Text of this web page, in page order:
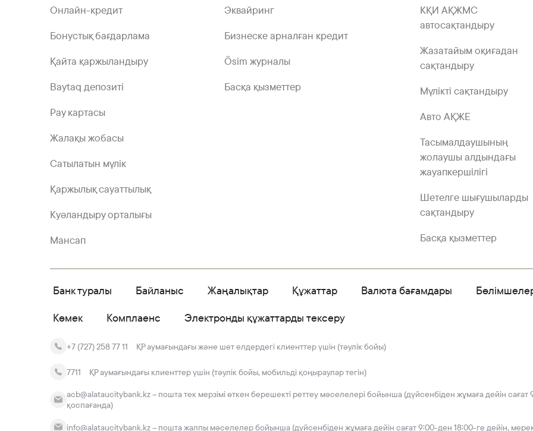
Онлайн-кредит
Бонустық бағдарлама
Қайта қаржыландыру
Baytaq депозиті
Pay картасы
Жалақы жобасы
Сатылатын мүлік
Қаржылық сауаттылық
Куәландыру орталығы
Мансап
Эквайринг
Бизнеске арналған кредит
Ösim журналы
Басқа қызметтер
КҚИ АҚЖМС
автосақтандыру
Жазатайым оқиғадан
сақтандыру
Мүлікті сақтандыру
Авто АҚЖЕ
Тасымалдаушының
жолаушы алдындағы
жауапкершілігі
Шетелге шығушыларды
сақтандыру
Басқа қызметтер
Банк туралы Байланыс Жаңалықтар Құжаттар Валюта бағамдары
Көмек
Комплаенс Электронды құжаттарды тексеру
+7 (727) 258 77 11 ҚР аумағындағы және шет елдердегі клиенттер үшін (тәулік бойы)
7711 ҚР аумағындағы клиенттер үшін (тәулік бойы, мобильді қоңыраулар тегін)
acb@alataucitybank.kz – пошта тек мерзімі өткен берешекті реттеу мәселелері бойынша (дүйсенбіден жұмаға дейін
қоспағанда)
info@alataucitybank.kz – пошта жалпы мәселелер бойынша (дүйсенбіден жұмаға дейін сағат 9:00-ден 18:00-ге дейін,